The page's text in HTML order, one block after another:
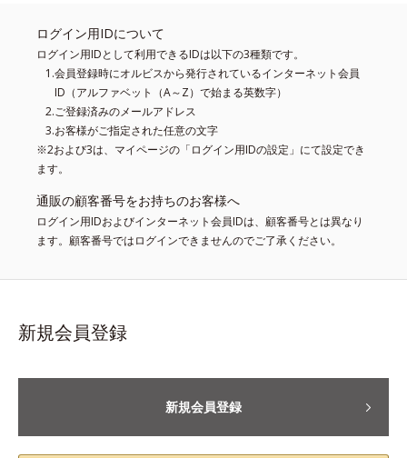
ログイン用IDについて
ログイン用IDとして利用できるIDは以下の3種類です。
会員登録時にオルビスから発行されているインターネット会員
ID（アルファベット（A～Z）で始まる英数字）
ご登録済みのメールアドレス
お客様がご指定された任意の文字
※2および3は、マイページの「ログイン用IDの設定」にて設定でき
ます。
通販の顧客番号をお持ちのお客様へ
ログイン用IDおよびインターネット会員IDは、顧客番号とは異なり
ます。顧客番号ではログインできませんのでご了承ください。
新規会員登録
新規会員登録